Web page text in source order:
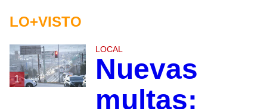
LO+VISTO
1
LOCAL
Nuevas
multas: